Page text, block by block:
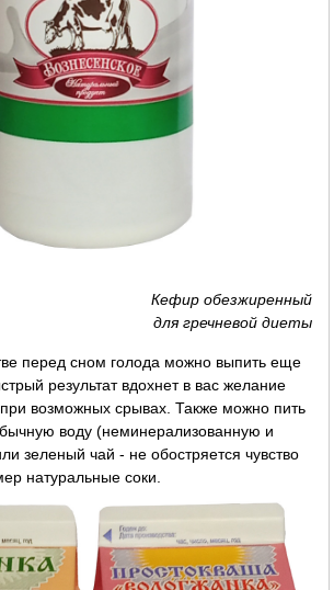
Кефир обезжиренный
для гречневой диеты
перед сном голода можно выпить еще
результат вдохнет в вас желание
возможных срывах. Также можно пить
воду (неминерализованную и
зеленый чай - не обостряется чувство
натуральные соки.